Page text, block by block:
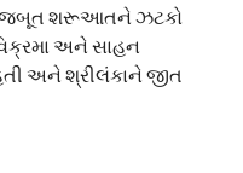
મજબૂત શરૂઆતને ઝટકો
અને સાહન
અને શ્રીલંકાને જીત